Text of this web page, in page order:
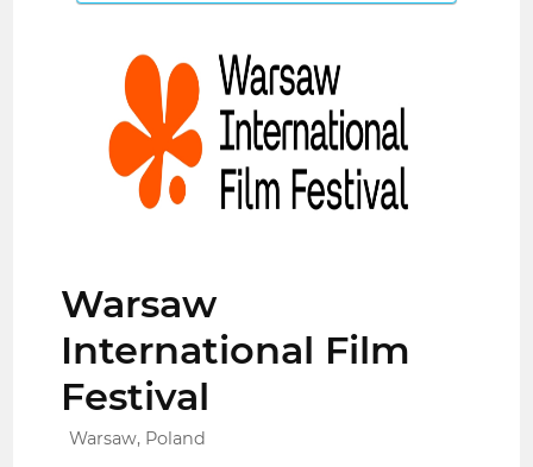
Warsaw
International Film
Festival
Warsaw, Poland